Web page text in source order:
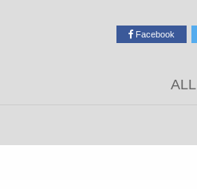
Facebook
ALL